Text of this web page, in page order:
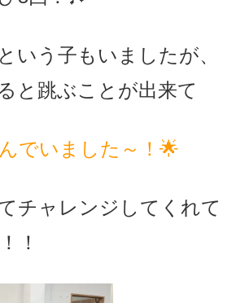
いう子もいましたが、
と跳ぶことが出来て
でいました～！🌟
チャレンジしてくれて
！